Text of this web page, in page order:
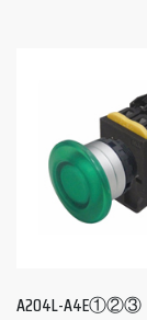
A204L-A4E①②③